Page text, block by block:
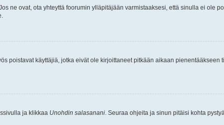
ne ovat, ota yhteyttä foorumin ylläpitäjään varmistaaksesi, että sinulla ei ole
poistavat käyttäjiä, jotka eivät ole kirjoittaneet pitkään aikaan pienentääkseen
ja klikkaa Unohdin salasanani . Seuraa ohjeita ja sinun pitäisi kohta